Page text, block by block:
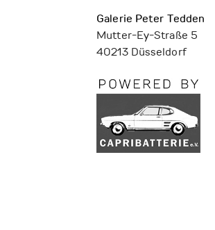
Galerie Peter Tedden
Mutter-Ey-Straße 5
40213 Düsseldorf